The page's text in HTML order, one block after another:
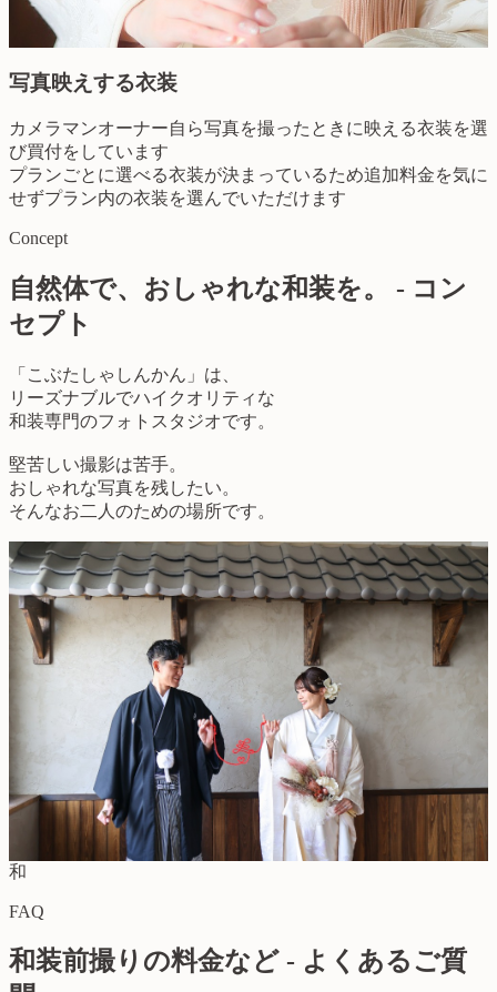
写真映えする衣装
カメラマンオーナー自ら写真を撮ったときに映える衣装を選
び買付をしています
プランごとに選べる衣装が決まっているため追加料金を気に
せずプラン内の衣装を選んでいただけます
Concept
自然体で、おしゃれな和装を。 - コン
セプト
「こぶたしゃしんかん」は、
リーズナブルでハイクオリティな
和装専門のフォトスタジオです。
堅苦しい撮影は苦手。
おしゃれな写真を残したい。
そんなお二人のための場所です。
和
FAQ
和装前撮りの料金など - よくあるご質